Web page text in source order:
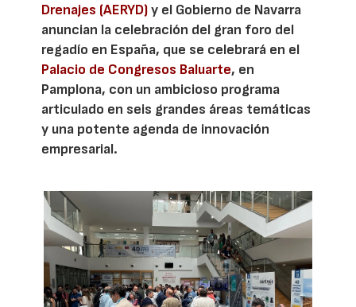
Drenajes (AERYD)y el Gobierno de Navarra
anuncian la celebración del gran foro del
regadío en España, que se celebrará en el
Palacio de Congresos Baluarte, en
Pamplona, con un ambicioso programa
articulado en seis grandes áreas temáticas
y una potente agenda de innovación
empresarial.